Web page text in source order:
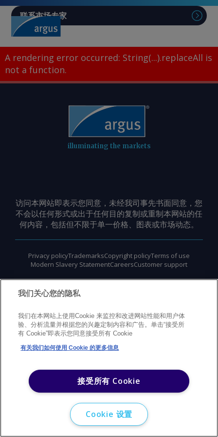
联系市场专家
A rendering error occurred: String(...).replaceAll is
not a function.
illuminating the markets
访问本网站即表示您同意，未经我司事先书面同意，您
不会以任何形式或出于任何目的复制或重制本网站的任
何内容，包括但不限于单一价格、图表或市场动态。
©2026Argus Media Group Copyright
Privacy policyTrademarksCopyright policyTerms of use
Modern Slavery StatementCareersCustomer support
我们关心您的隐私
我们在本网站上使用Cookie 来监控和改进网站性能和用户体
验、分析流量并根据您的兴趣定制内容和广告。单击“接受所
有 Cookie”即表示您同意接受所有 Cookie
有关我们如何使用 Cookie 的更多信息
接受所有 Cookie
Cookie 设置